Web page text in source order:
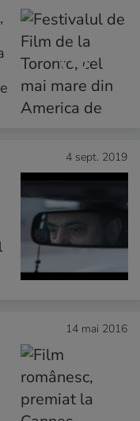
4 sept. 2019
14 mai 2016